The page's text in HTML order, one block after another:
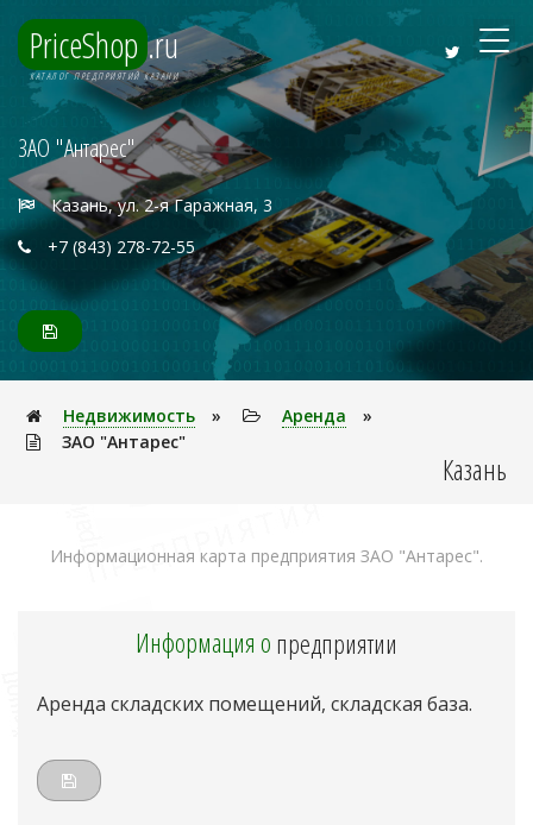
PriceShop .ru
КАТАЛОГ ПРЕДПРИЯТИЙ КАЗАНИ
ЗАО "Антарес"
Казань, ул. 2-я Гаражная, 3
+7 (843) 278-72-55
Недвижимость » Аренда
»
ЗАО "Антарес"
Казань
Информационная карта предприятия ЗАО "Антарес".
Информация опредприятии
Аренда складских помещений, складская база.